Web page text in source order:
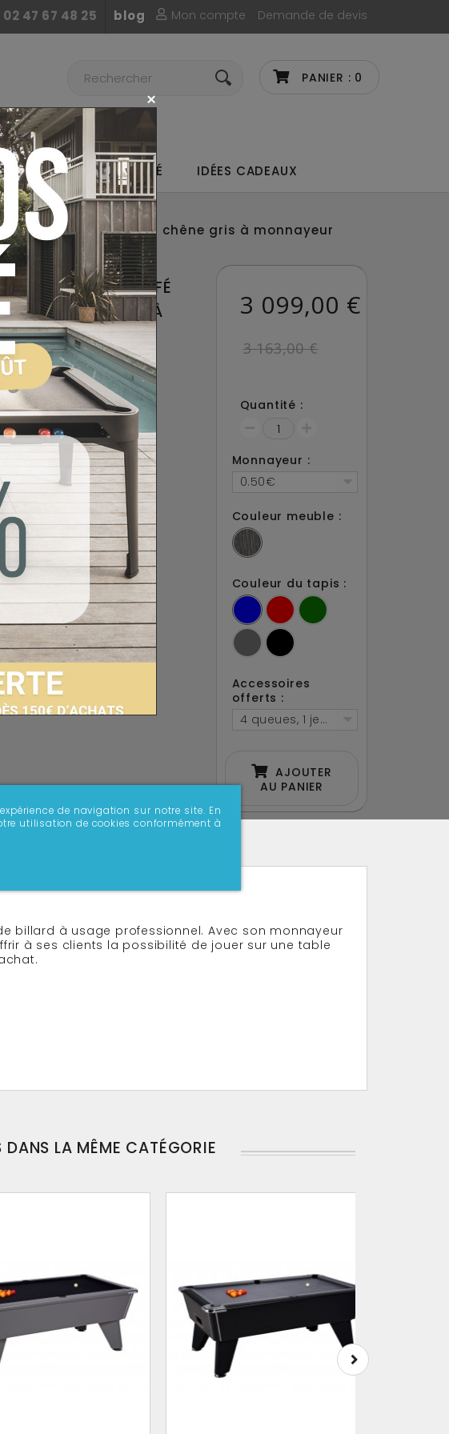
de navigation sur notre site. En
utilisation de cookies conformément à
Mon compte Demande de devis
blog
02 47 67 48 25
PANIER : 0
AUTRES JEUX DE CAFÉ IDÉES CADEAUX
billard de café Omega chêne gris à monnayeur
BILLARD DE CAFÉ
CHÊNE GRIS À
:
6042220
sous 2 à 3 semaines
à un ami
sur Facebook !
3 099,00 €
3 163,00 €
Quantité :
Monnayeur :
0.50€
Couleur meuble :
Couleur du tapis :
Accessoires
offerts :
4 queues, 1 jeu de billes Anglais
AJOUTER
AU PANIER
billard à usage professionnel. Avec son monnayeur
à ses clients la possibilité de jouer sur une table
DANS LA MÊME CATÉGORIE